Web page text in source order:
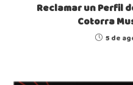
Reclamar un Perfil
Cotorra
5 de